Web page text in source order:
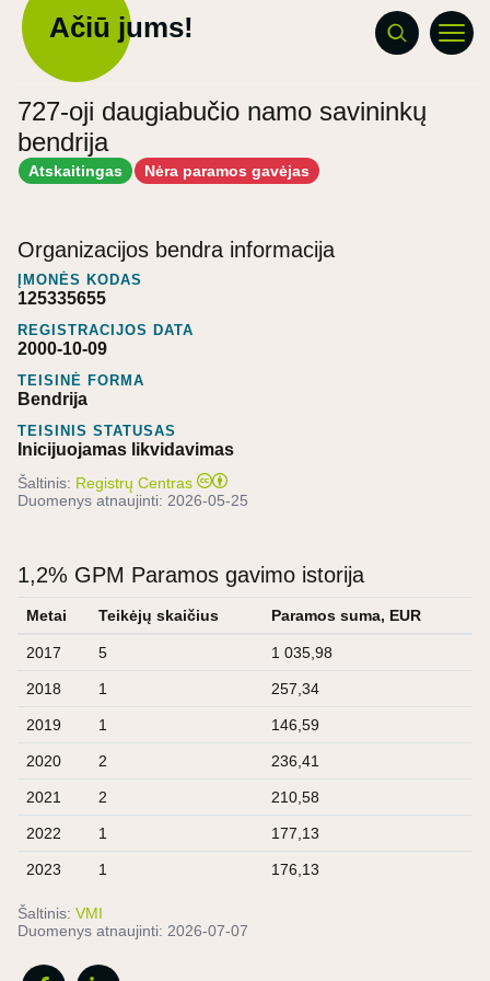
Ačiū jums!
727-oji daugiabučio namo savininkų
bendrija
Atskaitingas Nėra paramos gavėjas
Organizacijos bendra informacija
ĮMONĖS KODAS
125335655
REGISTRACIJOS DATA
2000-10-09
TEISINĖ FORMA
Bendrija
TEISINIS STATUSAS
Inicijuojamas likvidavimas
Šaltinis: Registrų Centras
Duomenys atnaujinti: 2026-05-25
1,2% GPM Paramos gavimo istorija
Metai Teikėjų skaičius Paramos suma, EUR
2017 5 1 035,98
2018 1 257,34
2019 1 146,59
2020 2 236,41
2021 2 210,58
2022 1 177,13
2023 1 176,13
Šaltinis: VMI
Duomenys atnaujinti: 2026-07-07